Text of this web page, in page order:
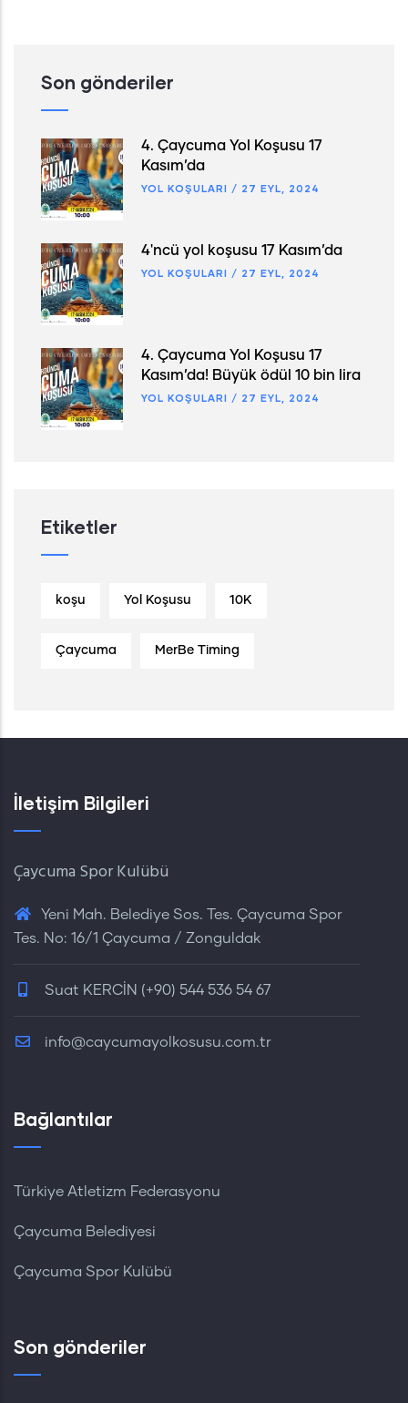
Son gönderiler
4. Çaycuma Yol Koşusu 17
Kasım’da
YOL KOŞULARI / 27 EYL, 2024
4'ncü yol koşusu 17 Kasım’da
YOL KOŞULARI / 27 EYL, 2024
4. Çaycuma Yol Koşusu 17
Kasım’da! Büyük ödül 10 bin lira
YOL KOŞULARI / 27 EYL, 2024
Etiketler
koşu Yol Koşusu 10K
Çaycuma MerBe Timing
İletişim Bilgileri
Çaycuma Spor Kulübü
Yeni Mah. Belediye Sos. Tes. Çaycuma Spor
Tes. No: 16/1 Çaycuma / Zonguldak
Suat KERCİN (+90) 544 536 54 67
info@caycumayolkosusu.com.tr
Bağlantılar
Türkiye Atletizm Federasyonu
Çaycuma Belediyesi
Çaycuma Spor Kulübü
Son gönderiler